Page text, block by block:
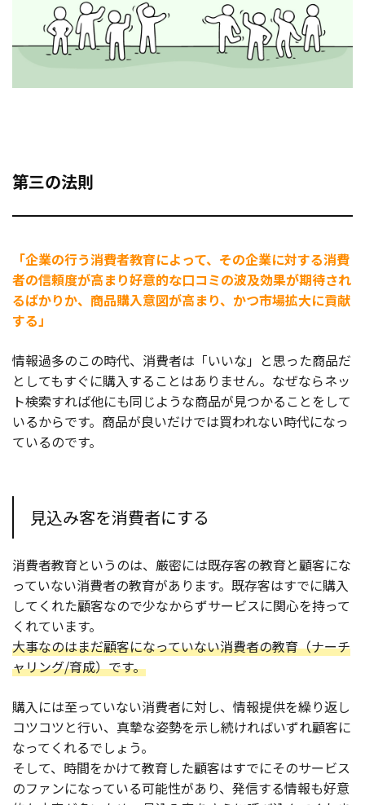
第三の法則
「企業の行う消費者教育によって、その企業に対する消費
者の信頼度が高まり好意的な口コミの波及効果が期待され
るばかりか、商品購入意図が高まり、かつ市場拡大に貢献
する」
情報過多のこの時代、消費者は「いいな」と思った商品だ
としてもすぐに購入することはありません。なぜならネッ
ト検索すれば他にも同じような商品が見つかることをして
いるからです。商品が良いだけでは買われない時代になっ
ているのです。
見込み客を消費者にする
消費者教育というのは、厳密には既存客の教育と顧客にな
っていない消費者の教育があります。既存客はすでに購入
してくれた顧客なので少なからずサービスに関心を持って
くれています。
大事なのはまだ顧客になっていない消費者の教育（ナーチ
ャリング/育成）です。
購入には至っていない消費者に対し、情報提供を繰り返し
コツコツと行い、真摯な姿勢を示し続ければいずれ顧客に
なってくれるでしょう。
そして、時間をかけて教育した顧客はすでにそのサービス
のファンになっている可能性があり、発信する情報も好意